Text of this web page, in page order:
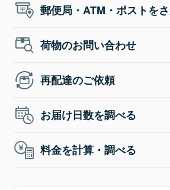
郵便局・ATM・ポストを
荷物のお問い合わせ
再配達のご依頼
お届け日数を調べる
料金を計算・調べる